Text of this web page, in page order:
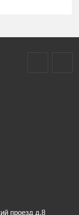
проезд д.8